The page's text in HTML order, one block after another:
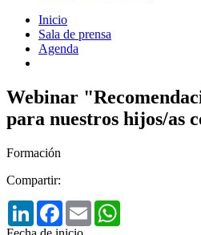
Inicio
Sala de prensa
Agenda
Webinar
para nuestros hijos/as
Formación
Compartir:
LinkedInFacebook
Email